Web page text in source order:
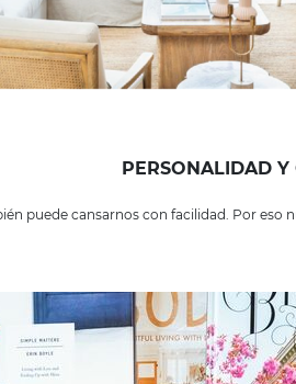
PERSONALIDAD Y
puede cansarnos con facilidad. Por